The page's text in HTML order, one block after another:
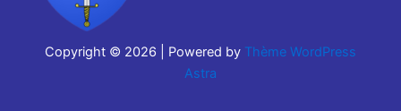
Copyright © 2026 | Powered by Thème WordPress
Astra